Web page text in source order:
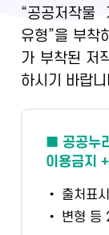
“공공저작물
유형”을 부착
가 부착된 저
하시기 바랍
■ 공공누
이용금지
• 출처표시
• 변형 등